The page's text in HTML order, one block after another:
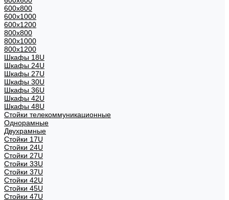
600x800
600х1000
600х1200
800x800
800х1000
800х1200
Шкафы 18U
Шкафы 24U
Шкафы 27U
Шкафы 30U
Шкафы 36U
Шкафы 42U
Шкафы 48U
Стойки телекоммуникационные
Однорамные
Двухрамные
Стойки 17U
Стойки 24U
Стойки 27U
Стойки 33U
Стойки 37U
Стойки 42U
Стойки 45U
Стойки 47U